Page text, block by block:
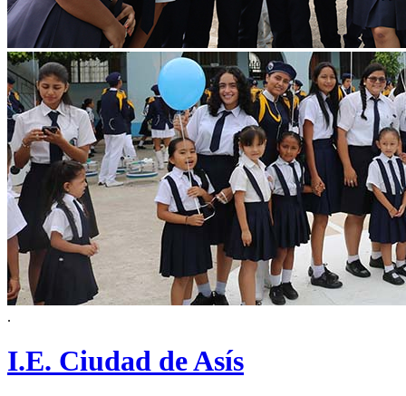
.
I.E. Ciudad de Asís